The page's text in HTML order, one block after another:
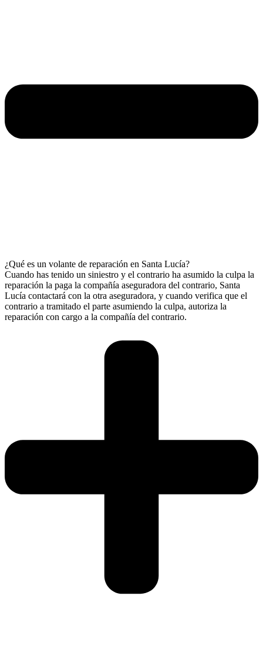
¿Qué es un volante de reparación en Santa Lucía?
Cuando has tenido un siniestro y el contrario ha asumido la culpa la
reparación la paga la compañía aseguradora del contrario, Santa
Lucía contactará con la otra aseguradora, y cuando verifica que el
contrario a tramitado el parte asumiendo la culpa, autoriza la
reparación con cargo a la compañía del contrario.